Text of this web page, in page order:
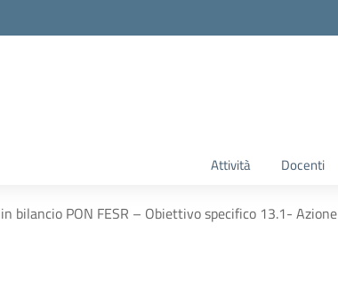
Attività Docenti
bilancio PON FESR – Obiettivo specifico 13.1-